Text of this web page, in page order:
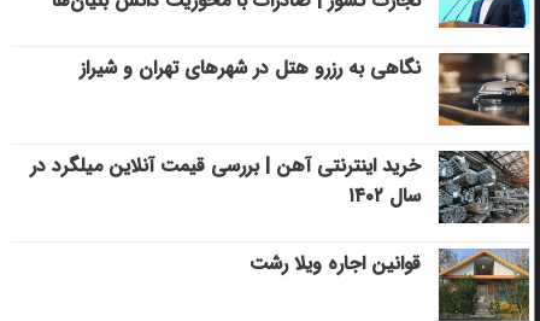
نگاهی به رزرو هتل در شهرهای تهران و شیراز
خرید اینترنتی آهن | بررسی قیمت آنلاین میلگرد در
سال ۱۴۰۲
قوانین اجاره ویلا رشت